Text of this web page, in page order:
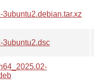
3ubuntu2.dsc